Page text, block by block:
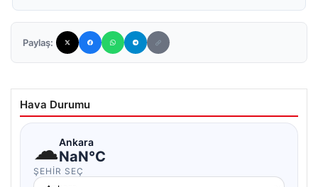
Paylaş:
Hava Durumu
☁Ankara
NaN°C
ŞEHIR SEÇ